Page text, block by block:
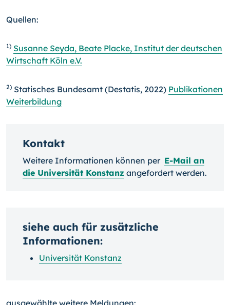
Quellen:
1) Susanne Seyda, Beate Placke, Institut der deutschen
Wirtschaft Köln e.V.
2) Statisches Bundesamt (Destatis, 2022) Publikationen
Weiterbildung
Kontakt
Weitere Informationen können per E-Mail an
die Universität Konstanz angefordert werden.
siehe auch für zusätzliche
Informationen:
Universität Konstanz